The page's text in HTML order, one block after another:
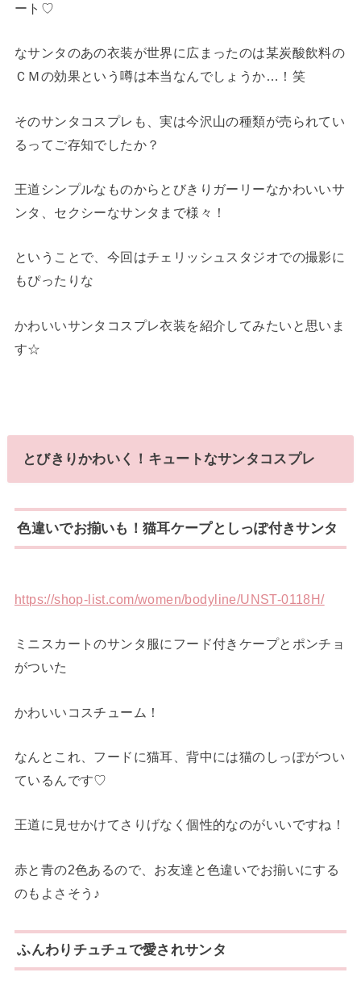
ート♡
なサンタのあの衣装が世界に広まったのは某炭酸飲料の
ＣＭの効果という噂は本当なんでしょうか…！笑
そのサンタコスプレも、実は今沢山の種類が売られてい
るってご存知でしたか？
王道シンプルなものからとびきりガーリーなかわいいサ
ンタ、セクシーなサンタまで様々！
ということで、今回はチェリッシュスタジオでの撮影に
もぴったりな
かわいいサンタコスプレ衣装を紹介してみたいと思いま
す☆
とびきりかわいく！キュートなサンタコスプレ
色違いでお揃いも！猫耳ケープとしっぽ付きサンタ
https://shop-list.com/women/bodyline/UNST-0118H/
ミニスカートのサンタ服にフード付きケープとポンチョ
がついた
かわいいコスチューム！
なんとこれ、フードに猫耳、背中には猫のしっぽがつい
ているんです♡
王道に見せかけてさりげなく個性的なのがいいですね！
赤と青の2色あるので、お友達と色違いでお揃いにする
のもよさそう♪
ふんわりチュチュで愛されサンタ